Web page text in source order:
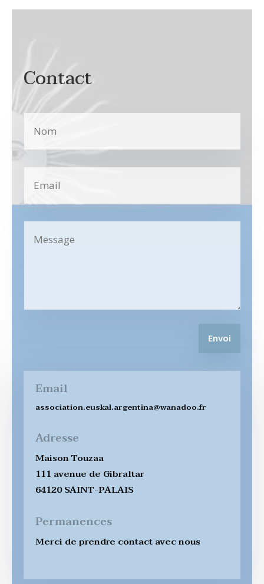
Contact
Envoi
Email
association.euskal.argentina@wanadoo.fr
Adresse
Maison Touzaa
111 avenue de Gibraltar
64120 SAINT-PALAIS
Permanences
Merci de prendre contact avec nous